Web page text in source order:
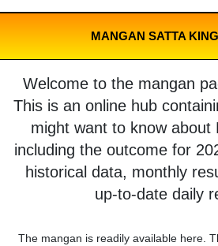
MANGAN SATTA
Welcome to the mangan
This is an online hub
might want to know about
including the outcome for
historical data, monthly
up-to-date daily
The mangan is readily available here.